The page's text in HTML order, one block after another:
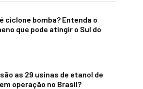
ciclone bomba? Entenda o
que pode atingir o Sul do
as 29 usinas de etanol de
operação no Brasil?